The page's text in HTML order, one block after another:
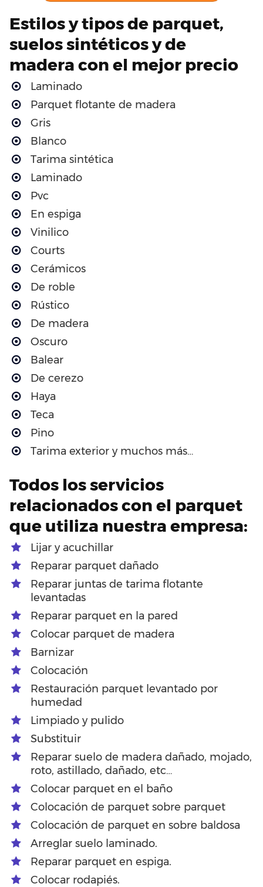
Estilos y tipos de parquet,
suelos sintéticos y de
madera con el mejor precio
Laminado
Parquet flotante de madera
Gris
Blanco
Tarima sintética
Laminado
Pvc
En espiga
Vinilico
Courts
Cerámicos
De roble
Rústico
De madera
Oscuro
Balear
De cerezo
Haya
Teca
Pino
Tarima exterior y muchos más…
Todos los servicios
relacionados con el parquet
que utiliza nuestra empresa:
Lijar y acuchillar
Reparar parquet dañado
Reparar juntas de tarima flotante
levantadas
Reparar parquet en la pared
Colocar parquet de madera
Barnizar
Colocación
Restauración parquet levantado por
humedad
Limpiado y pulido
Substituir
Reparar suelo de madera dañado, mojado,
roto, astillado, dañado, etc…
Colocar parquet en el baño
Colocación de parquet sobre parquet
Colocación de parquet en sobre baldosa
Arreglar suelo laminado.
Reparar parquet en espiga.
Colocar rodapiés.